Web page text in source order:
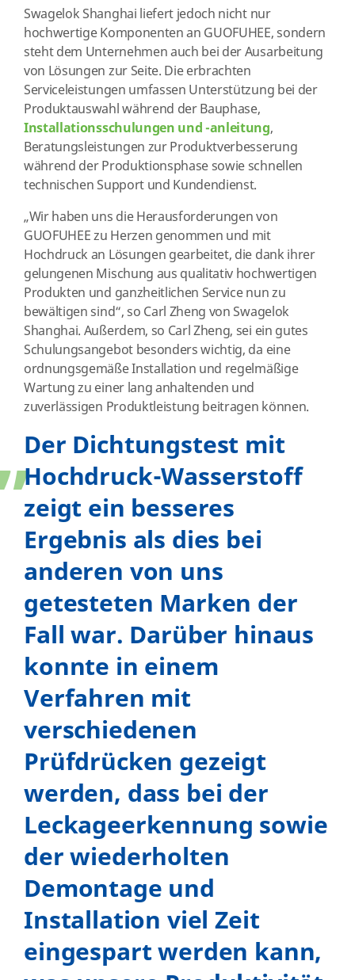
Swagelok Shanghai liefert jedoch nicht nur
hochwertige Komponenten an GUOFUHEE, sondern
steht dem Unternehmen auch bei der Ausarbeitung
von Lösungen zur Seite. Die erbrachten
Serviceleistungen umfassen Unterstützung bei der
Produktauswahl während der Bauphase,
Installationsschulungen und -anleitung,
Beratungsleistungen zur Produktverbesserung
während der Produktionsphase sowie schnellen
technischen Support und Kundendienst.
„Wir haben uns die Herausforderungen von
GUOFUHEE zu Herzen genommen und mit
Hochdruck an Lösungen gearbeitet, die dank ihrer
gelungenen Mischung aus qualitativ hochwertigen
Produkten und ganzheitlichen Service nun zu
bewältigen sind“, so Carl Zheng von Swagelok
Shanghai. Außerdem, so Carl Zheng, sei ein gutes
Schulungsangebot besonders wichtig, da eine
ordnungsgemäße Installation und regelmäßige
Wartung zu einer lang anhaltenden und
zuverlässigen Produktleistung beitragen können.
Der Dichtungstest mit
Hochdruck-Wasserstoff
zeigt ein besseres
Ergebnis als dies bei
anderen von uns
getesteten Marken der
Fall war. Darüber hinaus
konnte in einem
Verfahren mit
verschiedenen
Prüfdrücken gezeigt
werden, dass bei der
Leckageerkennung sowie
der wiederholten
Demontage und
Installation viel Zeit
eingespart werden kann,